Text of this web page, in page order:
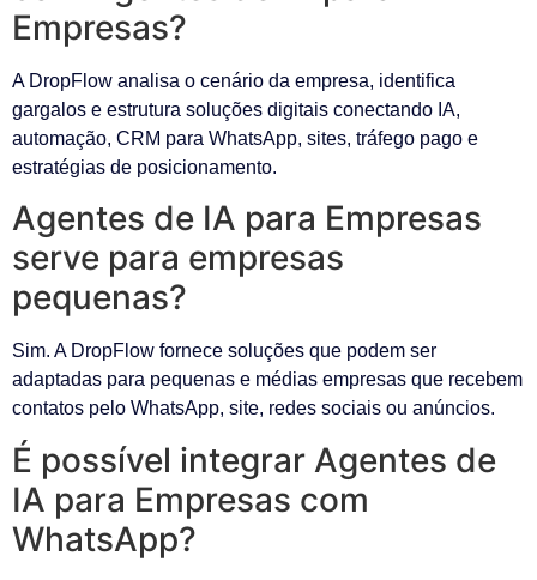
Empresas?
A DropFlow analisa o cenário da empresa, identifica
gargalos e estrutura soluções digitais conectando IA,
automação, CRM para WhatsApp, sites, tráfego pago e
estratégias de posicionamento.
Agentes de IA para Empresas
serve para empresas
pequenas?
Sim. A DropFlow fornece soluções que podem ser
adaptadas para pequenas e médias empresas que recebem
contatos pelo WhatsApp, site, redes sociais ou anúncios.
É possível integrar Agentes de
IA para Empresas com
WhatsApp?